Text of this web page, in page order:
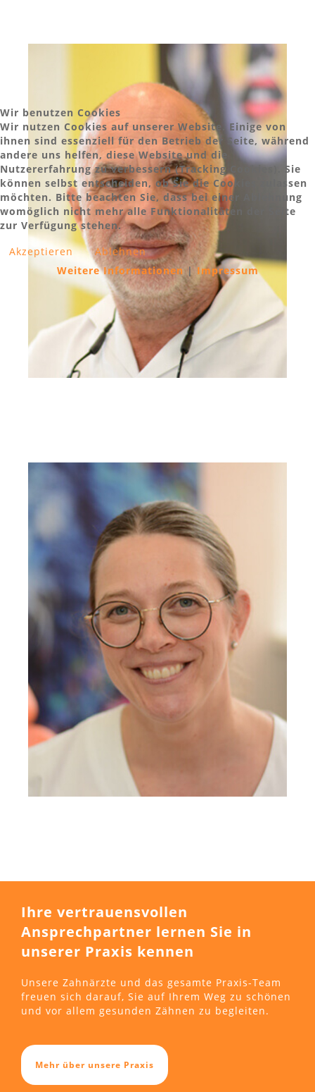
Ihre vertrauensvollen
Ansprechpartner lernen Sie in
unserer Praxis kennen
Unsere Zahnärzte und das gesamte Praxis-Team
freuen sich darauf, Sie auf Ihrem Weg zu schönen
und vor allem gesunden Zähnen zu begleiten.
Mehr über unsere Praxis
Wir benutzen Cookies
Wir nutzen Cookies auf unserer Website. Einige von
ihnen sind essenziell für den Betrieb der Seite, während
andere uns helfen, diese Website und die
Nutzererfahrung zu verbessern (Tracking Cookies). Sie
können selbst entscheiden, ob Sie die Cookies zulassen
möchten. Bitte beachten Sie, dass bei einer Ablehnung
womöglich nicht mehr alle Funktionalitäten der Seite
zur Verfügung stehen.
Akzeptieren
Ablehnen
Weitere Informationen |Impressum